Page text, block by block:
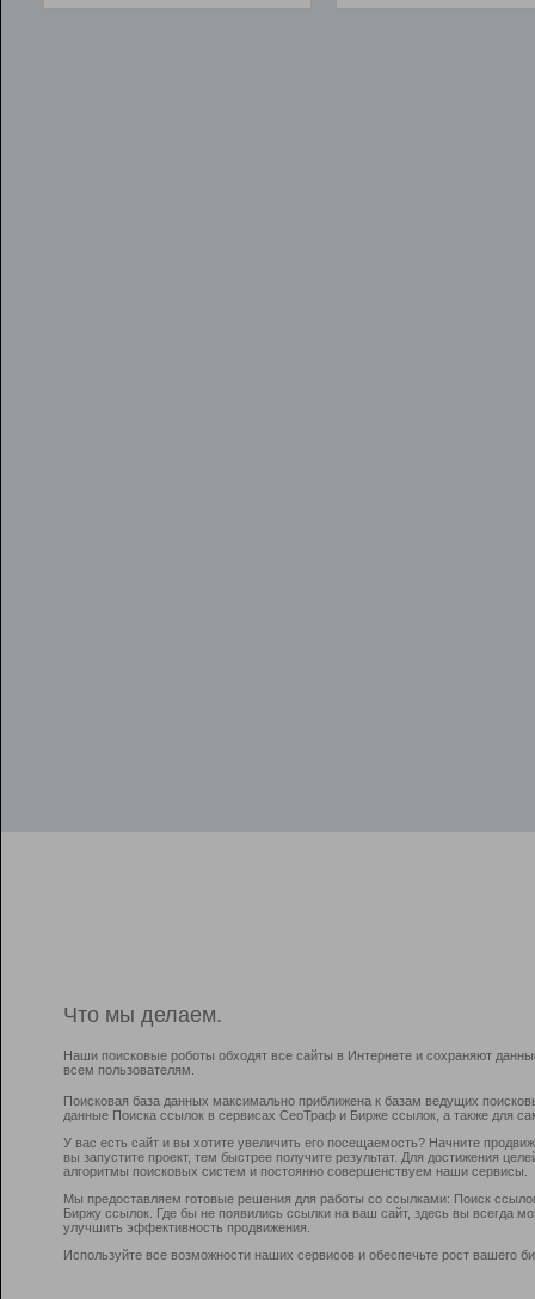
Что мы делаем.
Наши поисковые роботы обходят все сайты в Интернете и сохраняют
всем пользователям.
Поисковая база данных максимально приближена к базам ведущих
данные Поиска ссылок в сервисах СеоТраф и Бирже ссылок, а также для
У вас есть сайт и вы хотите увеличить его посещаемость? Начните
вы запустите проект, тем быстрее получите результат. Для достижения
алгоритмы поисковых систем и постоянно совершенствуем наши сервисы.
Мы предоставляем готовые решения для работы со ссылками: Поиск
Биржу ссылок. Где бы не появились ссылки на ваш сайт, здесь вы всегда
улучшить эффективность продвижения.
Используйте все возможности наших сервисов и обеспечьте рост вашего